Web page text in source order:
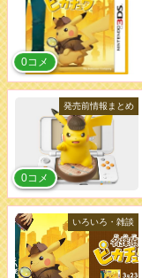
0コメ
発売前情報まとめ
0コメ
いろいろ・雑談